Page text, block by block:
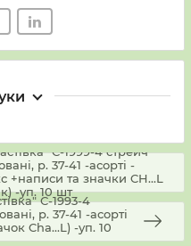
С-1999-4 стрейч
р. 37-41 -асорті -
+написи та значки CH...L
-уп. 10 шт
С-1993-4
р. 37-41 -асорті
Cha...L) -уп. 10